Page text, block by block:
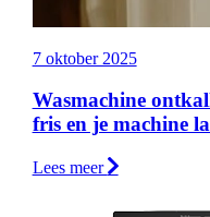
7 oktober 2025
Wasmachine
fris en je machine
Lees meer